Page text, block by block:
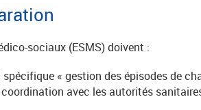
sociaux (ESMS) doivent :
« gestion des épisodes de
coordination avec les autorités